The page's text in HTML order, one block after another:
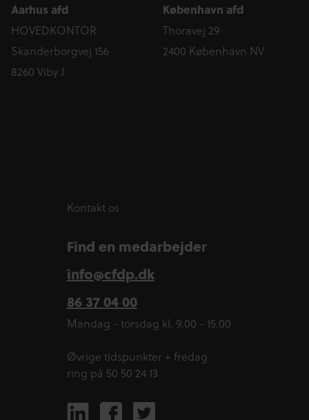
Aarhus afd
HOVEDKONTOR
Skanderborgvej 156
8260 Viby J
København afd
Thoravej 29
2400 København NV
Kontakt os
Find en medarbejder
info@cfdp.dk
86 37 04 00
Mandag - torsdag kl. 9.00 - 15.00
Øvrige tidspunkter + fredag
ring på 50 50 24 13